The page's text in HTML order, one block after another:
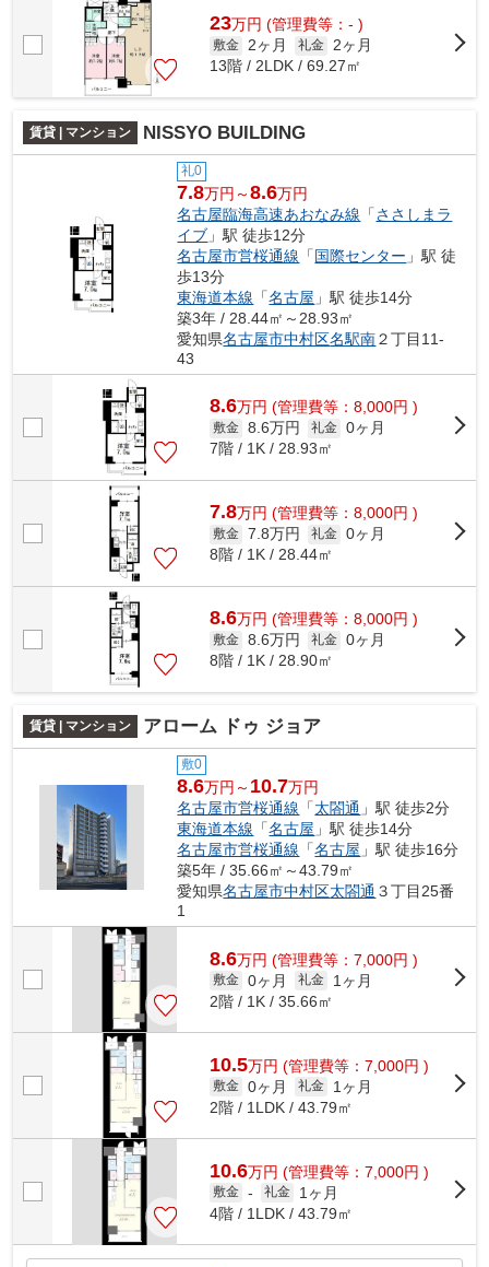
23万円 (管理費等：- )
敷金 2ヶ月 礼金 2ヶ月
13階 / 2LDK / 69.27㎡
賃貸 | マンション NISSYO BUILDING
礼0
7.8万円～8.6万円
名古屋臨海高速あおなみ線 「ささしまラ
イブ 」駅 徒歩12分
名古屋市営桜通線 「国際センター 」駅 徒
歩13分
東海道本線 「名古屋 」駅 徒歩14分
築3年 / 28.44㎡～28.93㎡
愛知県名古屋市中村区名駅南２丁目11-
43
8.6万円 (管理費等：8,000円 )
敷金 8.6万円 礼金 0ヶ月
7階 / 1K / 28.93㎡
7.8万円 (管理費等：8,000円 )
敷金 7.8万円 礼金 0ヶ月
8階 / 1K / 28.44㎡
8.6万円 (管理費等：8,000円 )
敷金 8.6万円 礼金 0ヶ月
8階 / 1K / 28.90㎡
賃貸 | マンション アローム ドゥ ジョア
敷0
8.6万円～ 10.7万円
名古屋市営桜通線 「太閤通 」駅 徒歩2分
東海道本線 「名古屋 」駅 徒歩14分
名古屋市営桜通線 「名古屋 」駅 徒歩16分
築5年 / 35.66㎡～43.79㎡
愛知県名古屋市中村区太閤通 ３丁目25番
1
8.6万円 (管理費等：7,000円 )
敷金 0ヶ月 礼金
1ヶ月
2階 / 1K / 35.66㎡
10.5万円 (管理費等：7,000円 )
敷金 0ヶ月 礼金
1ヶ月
2階 / 1LDK / 43.79㎡
10.6万円 (管理費等：7,000円 )
敷金 - 礼金
1ヶ月
4階 / 1LDK / 43.79㎡